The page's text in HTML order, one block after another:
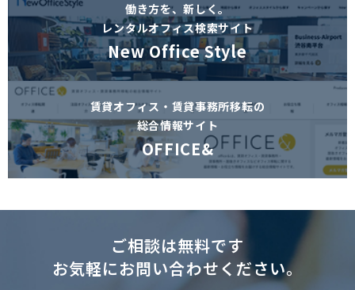
働き方を、新しく。
レンタルオフィス検索サイト
New Office Style
賃貸オフィス・賃貸事務所移転の
総合情報サイト
OFFICE&
ご相談は無料です
お気軽にお問い合わせください。